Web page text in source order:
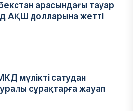
арасындағы тауар
АҚШ долларына жетті
мүлікті сатудан
сұрақтарға жауап